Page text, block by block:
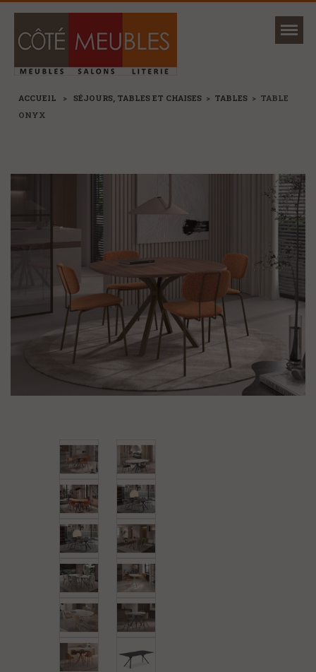
Mon magasin Ma sélection
MARQUES
+
CANAPÉS ET FAUTEUILS
+
SÉJOURS, TABLES ET CHAISES
+
+
RANGEMENTS
CHAMBRE ET LITERIE
ACCUEIL > SÉJOURS, TABLES ET CHAISES > TABLES > TABLE
ONYX